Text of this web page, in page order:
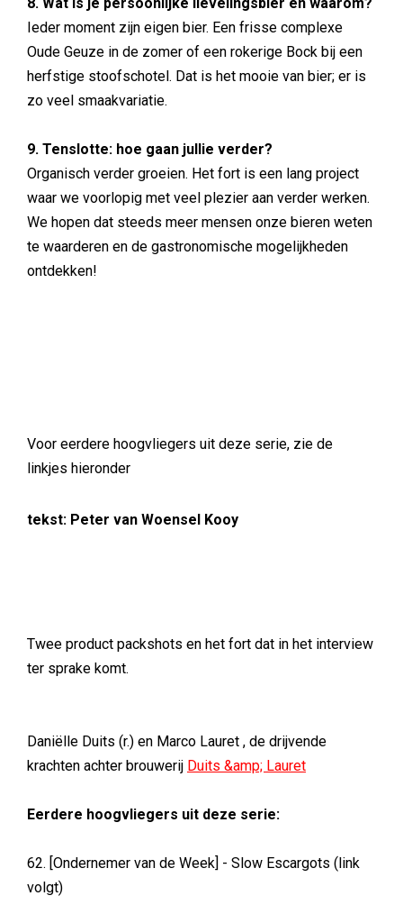
Ieder moment zijn eigen bier. Een frisse complexe
Oude Geuze in de zomer of een rokerige Bock bij een
herfstige stoofschotel. Dat is het mooie van bier; er is
zo veel smaakvariatie.
9. Tenslotte: hoe gaan jullie verder?
Organisch verder groeien. Het fort is een lang project
waar we voorlopig met veel plezier aan verder werken.
We hopen dat steeds meer mensen onze bieren weten
te waarderen en de gastronomische mogelijkheden
ontdekken!
Voor eerdere hoogvliegers uit deze serie, zie de
linkjes hieronder
tekst: Peter van Woensel Kooy
Twee product packshots en het fort dat in het interview
ter sprake komt.
Daniëlle Duits (r.) en Marco Lauret , de drijvende
krachten achter brouwerij Duits &amp; Lauret
Eerdere hoogvliegers uit deze serie:
62. [Ondernemer van de Week] - Slow Escargots (link
volgt)